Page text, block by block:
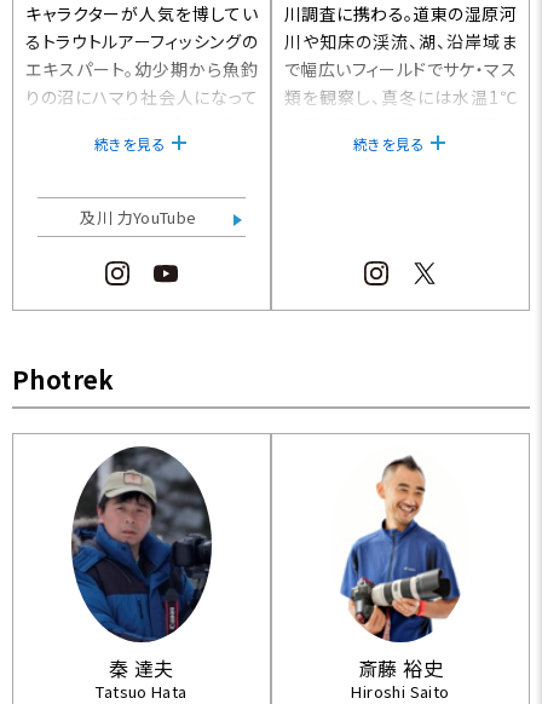
キャラクターが人気を博してい
るトラウトルアーフィッシングの
エキスパート。幼少期から魚釣
りの沼にハマり社会人になって
く、釣りを第一優先とするため
ド「REVTR」と「R3MANO」を立
ち上げ代表を務める。
続きを見る
及川 力YouTube
川調査に携わる。道東の湿原河
川や知床の渓流、湖、沿岸域ま
で幅広いフィールドでサケ・マス
類を観察し、真冬には水温1℃
るなど、季節を問わずフィール
幅広く、水中観察では国内では
珍しいベニザケのペアを確認す
然環境と向き合い、書籍監修や
執筆、釣り番組出演など幅広く
続きを見る
Photrek
秦 達夫
Tatsuo Hata
斎藤 裕史
Hiroshi Saito